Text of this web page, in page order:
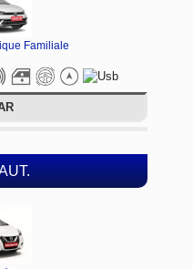
Familiale